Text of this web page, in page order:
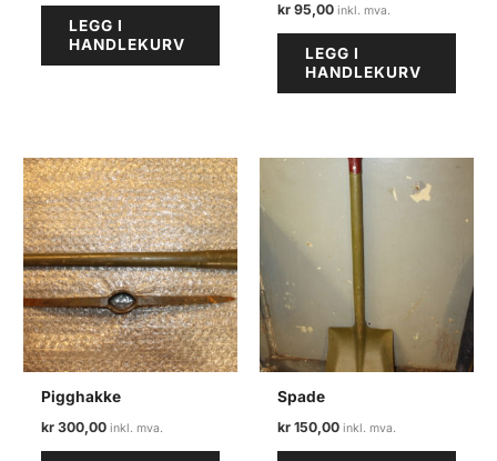
LEGG I
HANDLEKURV
kr 95,00
LEGG I
HANDLEKURV
Pigghakke
kr 300,00
Spade
kr 150,00